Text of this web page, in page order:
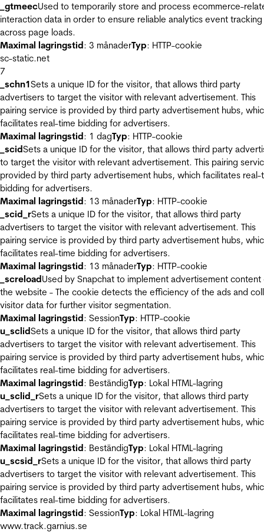
_gtmeecUsed to temporarily store and process ecommerce-
interaction data in order to ensure reliable analytics event tracking
across page loads.
Maximal lagringstid: 3 månaderTyp: HTTP-cookie
sc-static.net
7
_schn1Sets a unique ID for the visitor, that allows third party
advertisers to target the visitor with relevant advertisement. This
pairing service is provided by third party advertisement hubs,
facilitates real-time bidding for advertisers.
Maximal lagringstid: 1 dagTyp: HTTP-cookie
_scidSets a unique ID for the visitor, that allows third party
to target the visitor with relevant advertisement. This pairing
provided by third party advertisement hubs, which facilitates real-
bidding for advertisers.
Maximal lagringstid: 13 månaderTyp: HTTP-cookie
_scid_rSets a unique ID for the visitor, that allows third party
advertisers to target the visitor with relevant advertisement. This
pairing service is provided by third party advertisement hubs,
facilitates real-time bidding for advertisers.
Maximal lagringstid: 13 månaderTyp: HTTP-cookie
_screloadUsed by Snapchat to implement advertisement content
the website - The cookie detects the efficiency of the ads and
visitor data for further visitor segmentation.
Maximal lagringstid: SessionTyp: HTTP-cookie
u_sclidSets a unique ID for the visitor, that allows third party
advertisers to target the visitor with relevant advertisement. This
pairing service is provided by third party advertisement hubs,
facilitates real-time bidding for advertisers.
Maximal lagringstid: BeständigTyp: Lokal HTML-lagring
u_sclid_rSets a unique ID for the visitor, that allows third party
advertisers to target the visitor with relevant advertisement. This
pairing service is provided by third party advertisement hubs,
facilitates real-time bidding for advertisers.
Maximal lagringstid: BeständigTyp: Lokal HTML-lagring
u_scsid_rSets a unique ID for the visitor, that allows third party
advertisers to target the visitor with relevant advertisement. This
pairing service is provided by third party advertisement hubs,
facilitates real-time bidding for advertisers.
Maximal lagringstid: SessionTyp: Lokal HTML-lagring
www.track.garnius.se